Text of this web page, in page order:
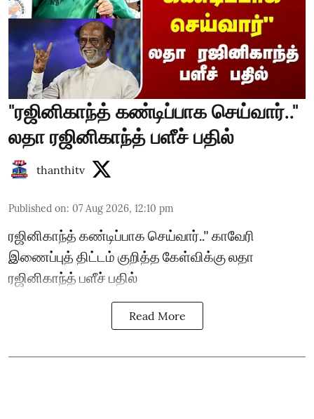
"ரஜினிகாந்த் கண்டிப்பாக செய்வார்.."
லதா ரஜினிகாந்த் பளீச் பதில்
thanthitv
Published on: 07 Aug 2026, 12:10 pm
ரஜினிகாந்த் கண்டிப்பாக செய்வார்.." காவேரி
இணைப்புத் திட்டம் குறித்த கேள்விக்கு லதா
ரஜினிகாந்த் பளீச் பதில்
Read More